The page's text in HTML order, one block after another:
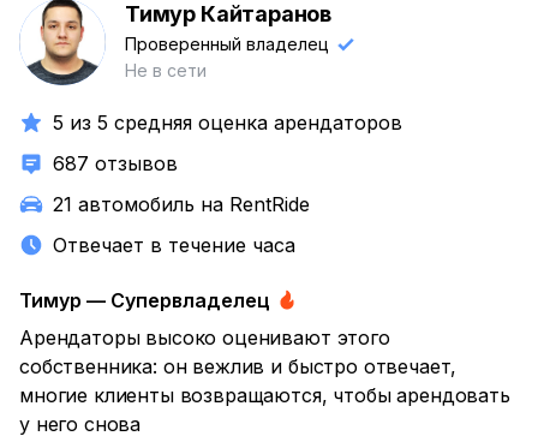
Т Тимур Кайтаранов
Проверенный владелец
Не в сети
5 из 5 средняя оценка арендаторов
687 отзывов
21 автомобиль на RentRide
Отвечает в течение часа
Тимур — Супервладелец
Арендаторы высоко оценивают этого
собственника: он вежлив и быстро отвечает,
многие клиенты возвращаются, чтобы арендовать
у него снова